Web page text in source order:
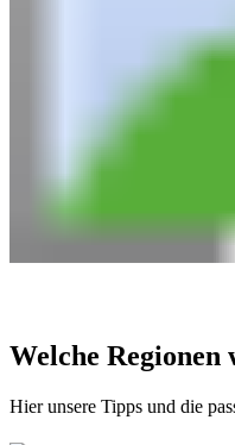
Welche Regionen
Hier unsere Tipps und die